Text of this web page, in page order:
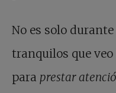
No es solo
tranquilos que
para prestar